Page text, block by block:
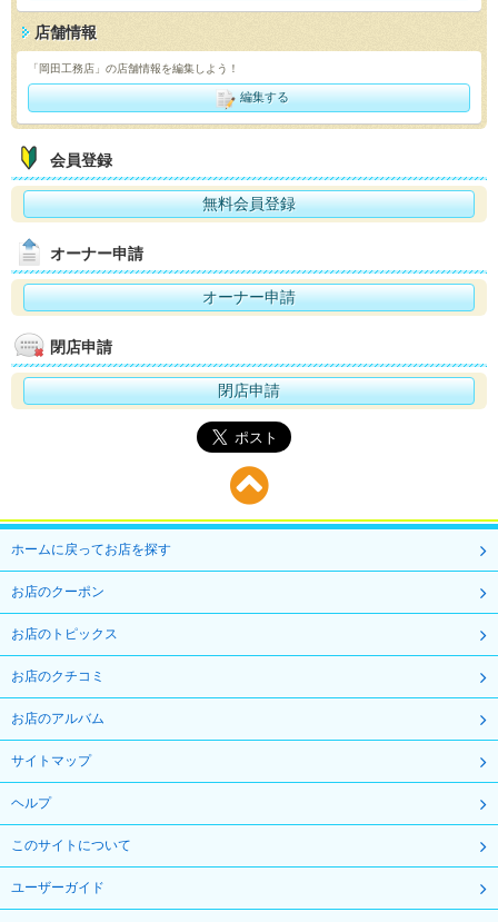
店舗情報
「岡田工務店」の店舗情報を編集しよう！
編集する
会員登録
無料会員登録
オーナー申請
オーナー申請
閉店申請
閉店申請
ホームに戻ってお店を探す
お店のクーポン
お店のトピックス
お店のクチコミ
お店のアルバム
サイトマップ
ヘルプ
このサイトについて
ユーザーガイド